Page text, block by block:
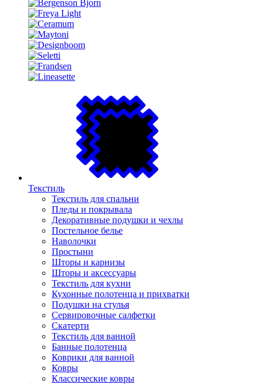
Текстиль
Текстиль для спальни
Пледы и покрывала
Декоративные подушки и чехлы
Постельное белье
Наволочки
Простыни
Шторы и карнизы
Шторы и аксессуары
Текстиль для кухни
Кухонные полотенца и прихватки
Подушки на стулья
Сервировочные салфетки
Скатерти
Текстиль для ванной
Банные полотенца
Коврики для ванной
Ковры
Классические ковры